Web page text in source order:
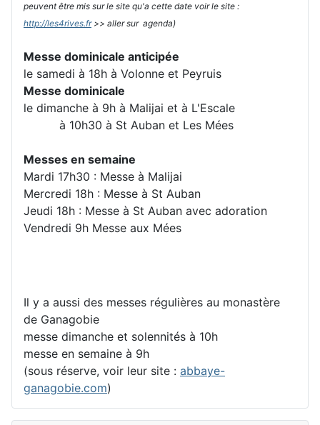
peuvent être mis sur le site qu'a cette date voir le site :
http://les4rives.fr>> aller sur agenda)
Messe dominicale anticipée
le samedi à 18h à Volonne et Peyruis
Messe dominicale
le dimanche à 9h à Malijai et à L'Escale
à 10h30 à St Auban et Les Mées
Messes en semaine
Mardi 17h30 : Messe à Malijai
Mercredi 18h : Messe à St Auban
Jeudi 18h : Messe à St Auban avec adoration
Vendredi 9h Messe aux Mées
Il y a aussi des messes régulières au monastère
de Ganagobie
messe dimanche et solennités à 10h
messe en semaine à 9h
(sous réserve, voir leur site : abbaye-
ganagobie.com)